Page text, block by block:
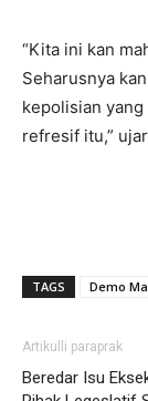
“Kita ini kan
Seharusnya
kepolisian
refresif itu,”
TAGS Demo
Artikulli paraprak
Beredar Isu